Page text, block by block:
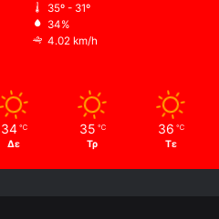
35º - 31º
34%
4.02 km/h
34 ℃
Δε
35 ℃
Τρ
36 ℃
Τε